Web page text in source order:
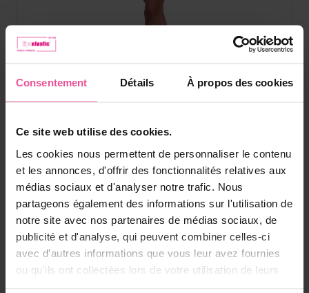
Consentement Détails À propos des cookies
Ce site web utilise des cookies.
Les cookies nous permettent de personnaliser le contenu
et les annonces, d'offrir des fonctionnalités relatives aux
médias sociaux et d'analyser notre trafic. Nous
partageons également des informations sur l'utilisation de
notre site avec nos partenaires de médias sociaux, de
publicité et d'analyse, qui peuvent combiner celles-ci
avec d'autres informations que vous leur avez fournies
ou qu'ils ont collectées lors de votre utilisation de leurs
Ceinture abdominale unisexe - renforcée par trois lamelles,
avec fermeture velcro avec deux sangles
En stock